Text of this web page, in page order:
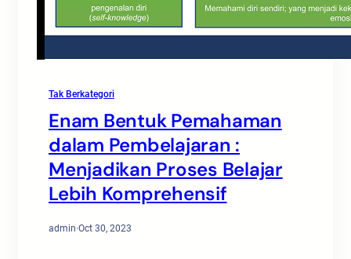
Tak Berkategori
Enam Bentuk Pemahaman
dalam Pembelajaran :
Menjadikan Proses Belajar
Lebih Komprehensif
admin·Oct 30, 2023